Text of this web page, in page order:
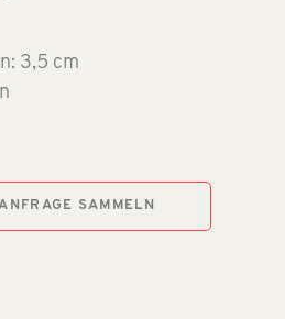
3,5 cm
SAMMELN